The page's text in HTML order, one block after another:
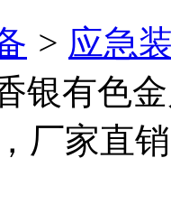
> 应急
银有色
厂家直